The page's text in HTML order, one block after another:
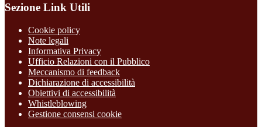
Sezione Link Utili
Cookie policy
Note legali
Informativa Privacy
Ufficio Relazioni con il Pubblico
Meccanismo di feedback
Dichiarazione di accessibilità
Obiettivi di accessibilità
Whistleblowing
Gestione consensi cookie